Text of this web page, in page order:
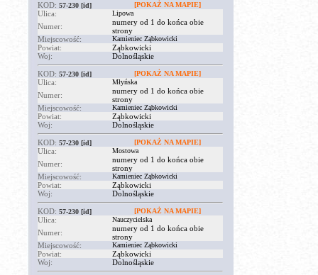
KOD: 57-230 [id] [POKAŻ NA MAPIE]
Ulica: Lipowa
Numer:
numery od 1 do końca obie
strony
Miejscowość:
Kamieniec Ząbkowicki
Powiat:
Ząbkowicki
Woj:
Dolnośląskie
KOD: 57-230 [id] [POKAŻ NA MAPIE]
Ulica: Młyńska
Numer:
numery od 1 do końca obie
strony
Miejscowość:
Kamieniec Ząbkowicki
Powiat:
Ząbkowicki
Woj:
Dolnośląskie
KOD: 57-230 [id] [POKAŻ NA MAPIE]
Ulica: Mostowa
Numer:
numery od 1 do końca obie
strony
Miejscowość:
Kamieniec Ząbkowicki
Powiat:
Ząbkowicki
Woj:
Dolnośląskie
KOD: 57-230 [id] [POKAŻ NA MAPIE]
Ulica: Nauczycielska
Numer:
numery od 1 do końca obie
strony
Miejscowość:
Kamieniec Ząbkowicki
Powiat:
Ząbkowicki
Woj:
Dolnośląskie